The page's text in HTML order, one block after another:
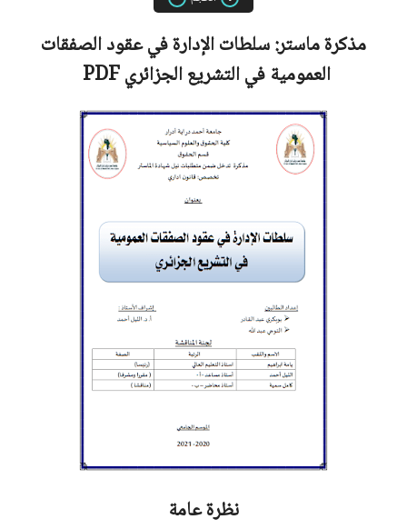
مذكرة ماستر:سلطات الإدارة في عقود الصفقات
العمومية في التشريع الجزائريPDF
نظرة عامة